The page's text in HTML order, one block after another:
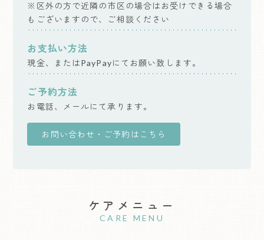
※区外の方で近隣の市区の場合はお受けできる場合
もございますので、ご相談ください
お支払い方法
現金、またはPayPayにてお願い致します。
ご予約方法
お電話、メールにて承ります。
お問い合わせ・ご予約はこちら
ケアメニュー
CARE MENU